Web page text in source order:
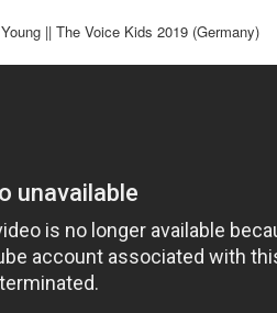
|| The Voice Kids 2019 (Germany)